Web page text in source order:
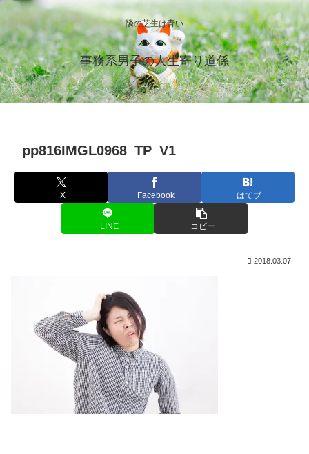
隣の芝生は青い
事務系男子の人生寄り道係
pp816IMGL0968_TP_V1
X Facebook はてブ
LINE コピー
2018.03.07